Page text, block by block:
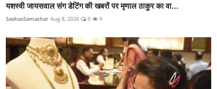
यशस्वी जायसवाल संग डेटिंग की खबरों पर मृणाल ठाकुर का वा...
SaahasSamachar Aug 8, 2026 0 9